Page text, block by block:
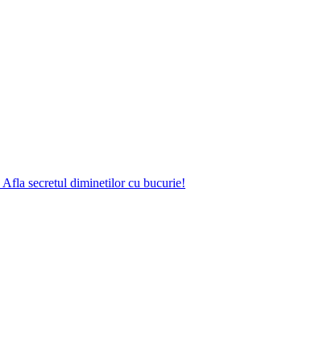
Afla secretul diminetilor cu bucurie!